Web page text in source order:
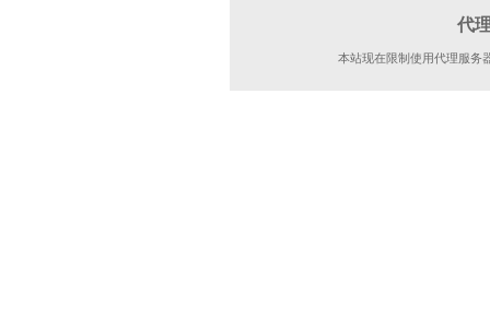
代
本站现在限制使用代理服务